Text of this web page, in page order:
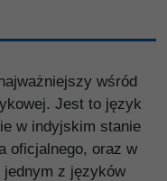
wśród
Jest to język
w indyjskim stanie
oficjalnego, oraz w
jednym z języków